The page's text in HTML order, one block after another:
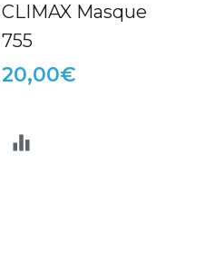
CLIMAX Masque
755
20,00€